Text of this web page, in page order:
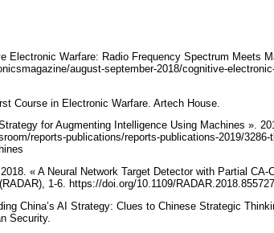
Electronic Warfare: Radio Frequency Spectrum Meets
august-september-2018/cognitive-
Course in Electronic Warfare. Artech House.
for Augmenting Intelligence Using Machines ».
reports-publications/reports-publications-2019/
« A Neural Network Target Detector with Partial CA-
1‑6. https://doi.org/10.1109/
China’s AI Strategy: Clues to Chinese Strategic
Security.